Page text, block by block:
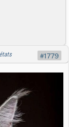
#1779